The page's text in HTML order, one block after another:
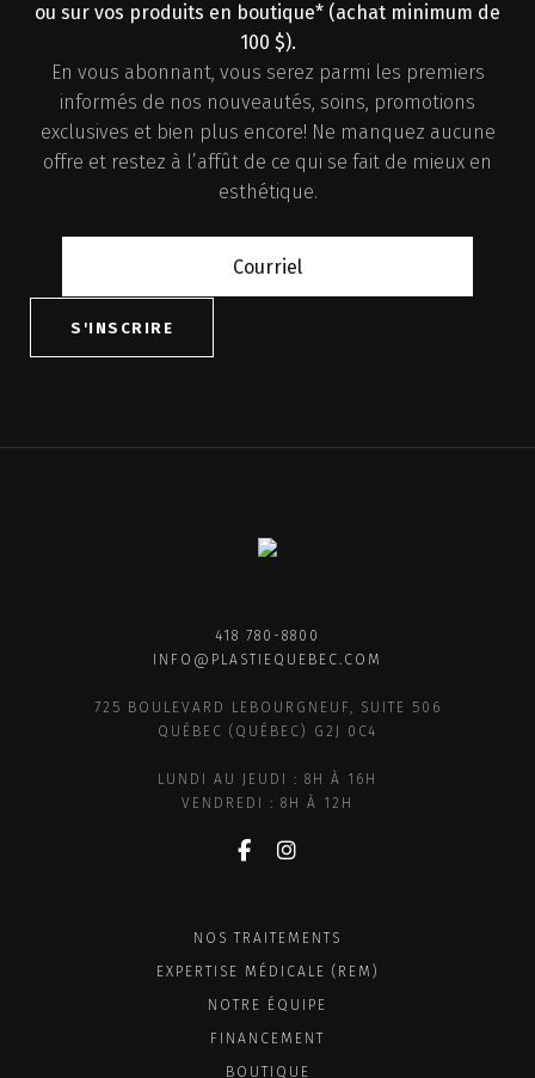
ou sur vos produits en boutique* (achat minimum de
100 $).
En vous abonnant, vous serez parmi les premiers
informés de nos nouveautés, soins, promotions
exclusives et bien plus encore! Ne manquez aucune
offre et restez à l’affût de ce qui se fait de mieux en
esthétique.
418 780-8800
INFO@PLASTIEQUEBEC.COM
725 BOULEVARD LEBOURGNEUF, SUITE 506
QUÉBEC (QUÉBEC) G2J 0C4
LUNDI AU JEUDI : 8H À 16H
VENDREDI : 8H À 12H
NOS TRAITEMENTS
EXPERTISE MÉDICALE (REM)
NOTRE ÉQUIPE
FINANCEMENT
BOUTIQUE